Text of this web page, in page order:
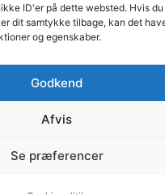
ID'er på dette websted. Hvis
dit samtykke tilbage, kan det
og egenskaber.
Godkend
Afvis
Se præferencer
medWordPress
Restaurant
Restauranter
Tømrer